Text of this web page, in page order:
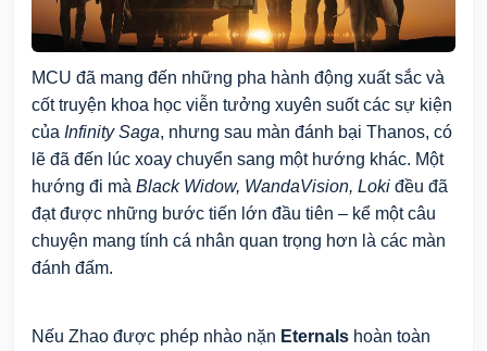
MCU đã mang đến những pha hành động xuất sắc và
cốt truyện khoa học viễn tưởng xuyên suốt các sự kiện
của Infinity Saga, nhưng sau màn đánh bại Thanos, có
lẽ đã đến lúc xoay chuyển sang một hướng khác. Một
hướng đi mà Black Widow, WandaVision, Loki đều đã
đạt được những bước tiến lớn đầu tiên – kể một câu
chuyện mang tính cá nhân quan trọng hơn là các màn
đánh đấm.
Nếu Zhao được phép nhào nặn Eternals hoàn toàn